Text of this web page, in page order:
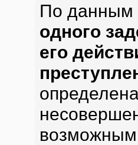
По данным
одного
его
возможным